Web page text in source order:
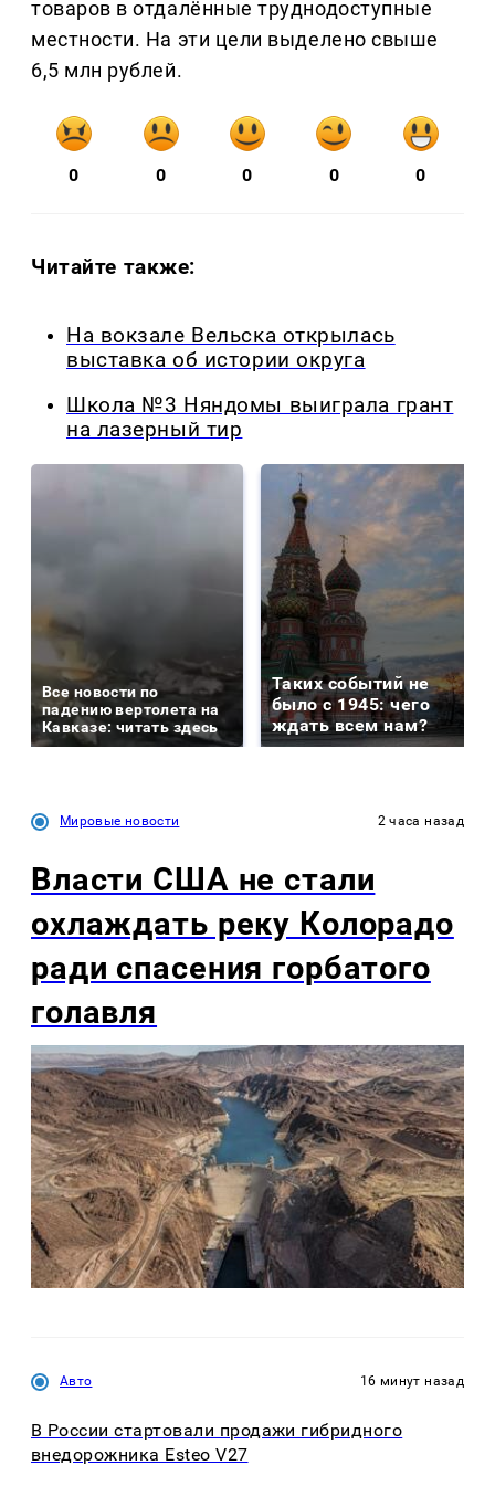
товаров в отдалённые труднодоступные
местности. На эти цели выделено свыше
6,5 млн рублей.
0 0 0 0 0
Читайте также:
На вокзале Вельска открылась
выставка об истории округа
Школа №3 Няндомы выиграла грант
на лазерный тир
Все новости по
падению вертолета на
Кавказе: читать здесь
Таких событий не
было с 1945: чего
ждать всем нам?
Мировые новости 2 часа назад
Власти США не стали
охлаждать реку Колорадо
ради спасения горбатого
голавля
Авто 16 минут назад
В России стартовали продажи гибридного
внедорожника Esteo V27